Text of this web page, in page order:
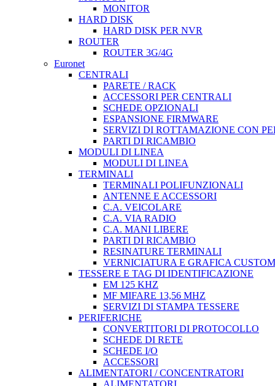
MONITOR
HARD DISK
HARD DISK PER NVR
ROUTER
ROUTER 3G/4G
Euronet
CENTRALI
PARETE / RACK
ACCESSORI PER CENTRALI
SCHEDE OPZIONALI
ESPANSIONE FIRMWARE
SERVIZI DI ROTTAMAZIONE CON
PARTI DI RICAMBIO
MODULI DI LINEA
MODULI DI LINEA
TERMINALI
TERMINALI POLIFUNZIONALI
ANTENNE E ACCESSORI
C.A. VEICOLARE
C.A. VIA RADIO
C.A. MANI LIBERE
PARTI DI RICAMBIO
RESINATURE TERMINALI
VERNICIATURA E GRAFICA CUSTOM
TESSERE E TAG DI IDENTIFICAZIONE
EM 125 KHZ
MF MIFARE 13,56 MHZ
SERVIZI DI STAMPA TESSERE
PERIFERICHE
CONVERTITORI DI PROTOCOLLO
SCHEDE DI RETE
SCHEDE I/O
ACCESSORI
ALIMENTATORI / CONCENTRATORI
ALIMENTATORI